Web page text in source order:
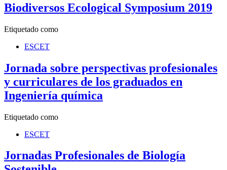
Biodiversos Ecological Symposium 2019
Etiquetado como
ESCET
Jornada sobre perspectivas profesionales
y curriculares de los graduados en
Ingeniería química
Etiquetado como
ESCET
Jornadas Profesionales de Biología